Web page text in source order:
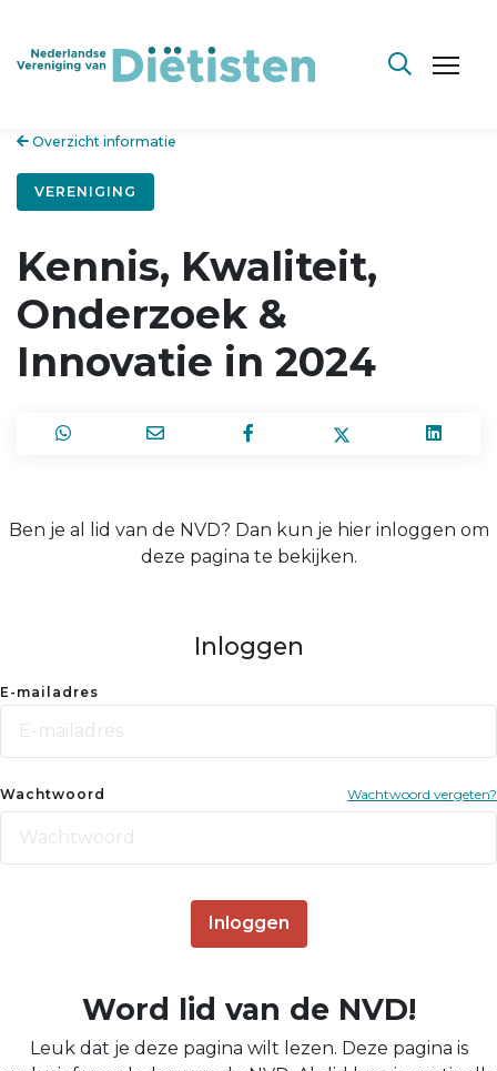
Overzicht informatie
VERENIGING
Kennis, Kwaliteit,
Onderzoek &
Innovatie in 2024
Ben je al lid van de NVD? Dan kun je hier inloggen om
deze pagina te bekijken.
Inloggen
E-mailadres
Wachtwoord Wachtwoord vergeten?
Inloggen
Word lid van de NVD!
Leuk dat je deze pagina wilt lezen. Deze pagina is